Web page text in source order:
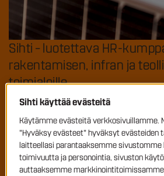
Sihti – luotettava HR-
rakentamisen, infran ja
toimialoille
kanssa:
Sihti käyttää evästeitä
Käytämme evästeitä verkkosivuillamme.
"Hyväksy evästeet" hyväksyt evästeiden
laitteellasi parantaaksemme
toimivuutta ja personointia, sivuston
auttaaksemme